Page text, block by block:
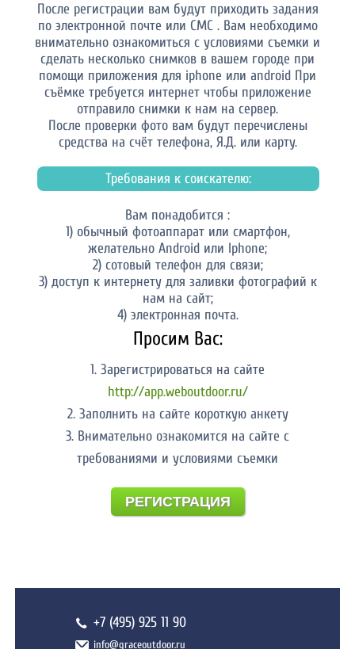
После регистрации вам будут приходить задания
по электронной почте или СМС . Вам необходимо
внимательно ознакомиться с условиями съемки и
сделать несколько снимков в вашем городе при
помощи приложения для iphone или android При
съёмке требуется интернет чтобы приложение
отправило снимки к нам на сервер.
После проверки фото вам будут перечислены
средства на счёт телефона, Я.Д. или карту.
Требования к соискателю:
Вам понадобится :
1) обычный фотоаппарат или смартфон,
желательно Android или Iphone;
2) сотовый телефон для связи;
3) доступ к интернету для заливки фотографий к
нам на сайт;
4) электронная почта.
Просим Вас:
1. Зарегистрироваться на сайте
http://app.weboutdoor.ru/
2. Заполнить на сайте короткую анкету
3. Внимательно ознакомится на сайте с
требованиями и условиями съемки
РЕГИСТРАЦИЯ
+7 (495) 925 11 90
info@graceoutdoor.ru